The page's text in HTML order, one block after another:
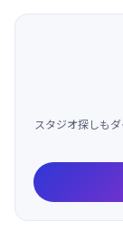
スタジオ探しも